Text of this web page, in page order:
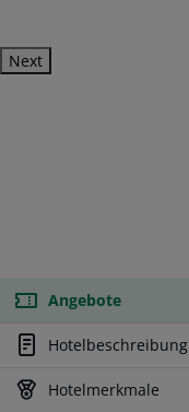
Next
Angebote
Hotelbeschreibung
Hotelmerkmale